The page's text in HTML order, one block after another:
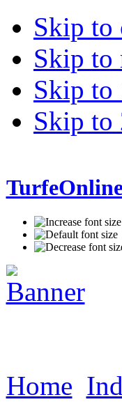
Skip to
Skip to
Skip to
Skip to
Home